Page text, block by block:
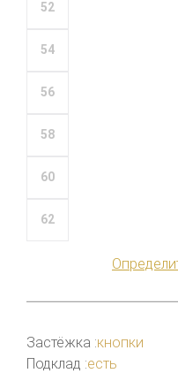
52
54
56
58
60
62
Застёжка :кнопки
Подклад :есть